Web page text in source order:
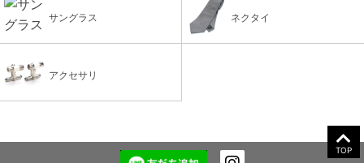
サングラス ネクタイ
アクセサリ
TOP